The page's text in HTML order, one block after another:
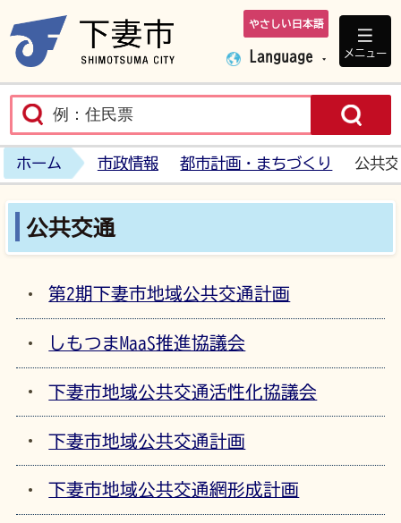
下妻市ホームペ
やさしい日本語
Language メニュー
ホーム 市政情報 都市計画・まちづくり 公共
公共交通
第2期下妻市地域公共交通計画
しもつまMaaS推進協議会
下妻市地域公共交通活性化協議会
下妻市地域公共交通計画
下妻市地域公共交通網形成計画